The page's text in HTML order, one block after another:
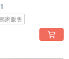
家販售